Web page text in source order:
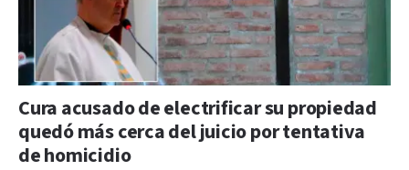
Cura acusado de electrificar su propiedad
quedó más cerca del juicio por tentativa
de homicidio